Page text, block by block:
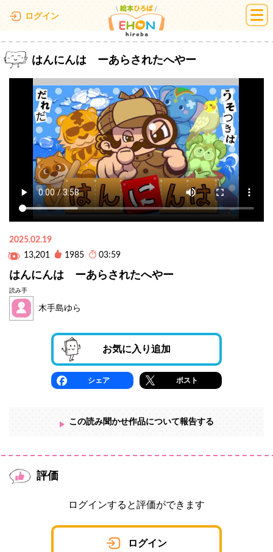
ログイン 絵本ひろば
はんにんは ーあらされたへやー
2025.02.19
13,201
1985 03:59
はんにんは ーあらされたへやー
読み手
木手島ゆら
お気に入り追加
シェア ポスト
この読み聞かせ作品について報告する
評価
ログインすると評価ができます
ログイン